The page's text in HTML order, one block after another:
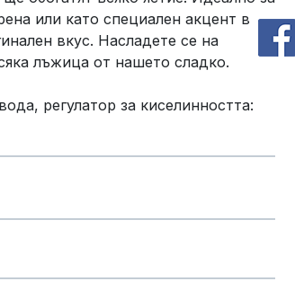
или като специален акцент в
вкус. Насладете се на
лъжица от нашето сладко.
регулатор за киселинността: